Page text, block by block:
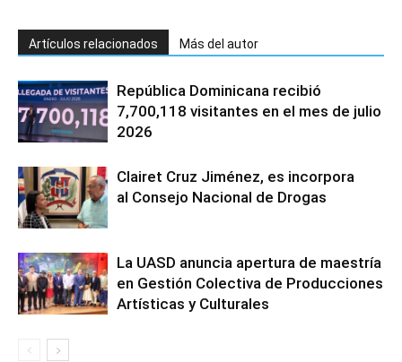
Artículos relacionados Más del autor
República Dominicana recibió
7,700,118 visitantes en el mes de julio
2026
Clairet Cruz Jiménez, es incorpora
al Consejo Nacional de Drogas
La UASD anuncia apertura de maestría
en Gestión Colectiva de Producciones
Artísticas y Culturales